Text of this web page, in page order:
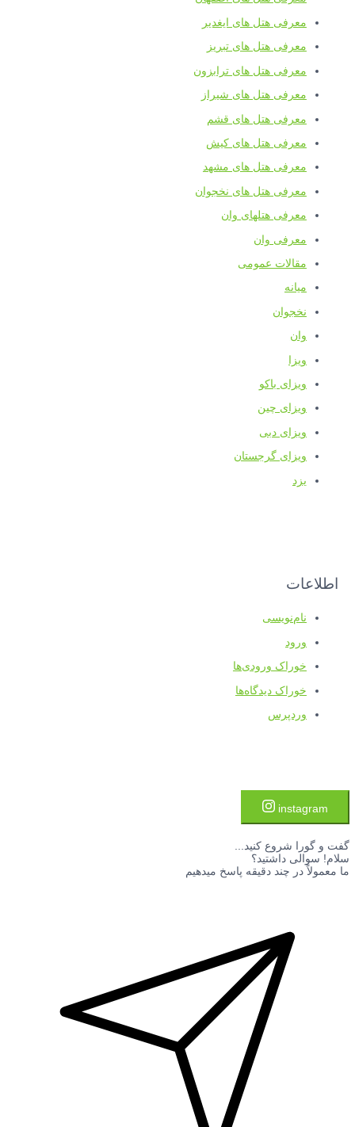
معرفی هتل های ایغدیر
معرفی هتل های تبریز
معرفی هتل های ترابزون
معرفی هتل های شیراز
معرفی هتل های قشم
معرفی هتل های کیش
معرفی هتل های مشهد
معرفی هتل های نخجوان
معرفی هتلهای وان
معرفی وان
مقالات عمومی
میانه
نخجوان
وان
ویزا
ویزای باکو
ویزای چین
ویزای دبی
ویزای گرجستان
یزد
اطلاعات
نام‌نویسی
ورود
خوراک ورودی‌ها
خوراک دیدگاه‌ها
وردپرس
instagram
گفت و گورا شروع کنید...
سلام! سوالی داشتید؟
ما معمولاً در چند دقیقه پاسخ میدهیم